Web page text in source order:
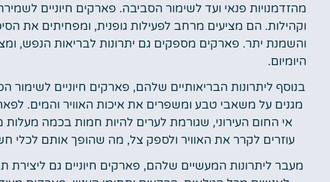
מהזדמנויות פנאי ועד לשימור הסביבה. פארקים חיוניים
וקהילות. הם מציעים מרחב לפעילות גופנית, ומפחיתים את
והשמנת יתר. פארקים מספקים גם יתרונות לבריאות הנפש,
היומיום.
בנוסף ליתרונות הבריאותיים שלהם, פארקים חיוניים
מגנים על משאבי טבע ומשפרים את איכות האוויר והמים.
אי החום העירוני, שגורמת לערים להיות חמות בכמה
עוזרים לקרר את האוויר ולספק צל, מה שהופך אותם לכלי
מעבר ליתרונות המעשיים שלהם, פארקים חיוניים גם